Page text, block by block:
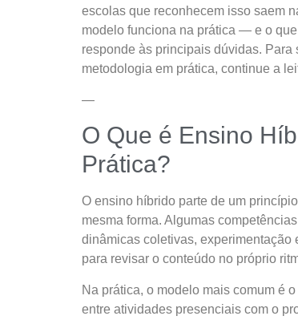
escolas que reconhecem isso saem
modelo funciona na prática — e o
responde às principais dúvidas. Para
metodologia em prática, continue a
—
O Que é Ensino
Prática?
O ensino híbrido parte de um
mesma forma. Algumas
dinâmicas coletivas, experimentação
para revisar o conteúdo no próprio
Na prática, o modelo mais comum é
entre atividades presenciais com o